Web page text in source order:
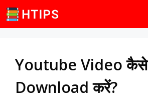
Skip
to
Youtube Video कैसे
Download करें?